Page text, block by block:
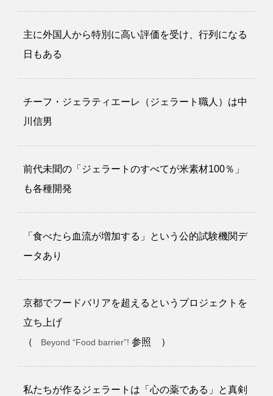
主に外国人から特別に高い評価を受け、行列になる
日もある
チーフ・ジェラティエーレ（ジェラート職人）は中
川信男
前代未聞の「ジェラートのすべてが米素材100％」
も各種開発
「食べたら血流が増加する」という公的試験機関デ
ータあり
京都でフードバリアを超えるというプロジェクトを
立ち上げ
（
Beyond “Food barrier”!参照 ）
私たちが作るジェラートは「心の薬である」と真剣